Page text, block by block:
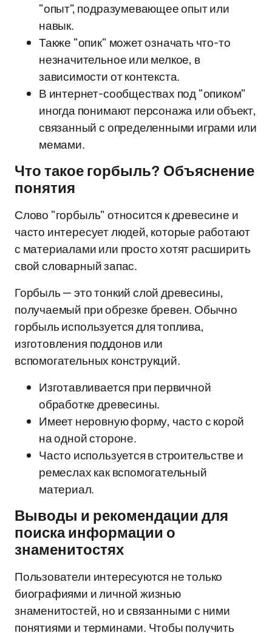
"опыт", подразумевающее опыт или
навык.
Также "опик" может означать что-то
незначительное или мелкое, в
зависимости от контекста.
В интернет-сообществах под "опиком"
иногда понимают персонажа или объект,
связанный с определенными играми или
мемами.
Что такое горбыль? Объяснение
понятия
Слово "горбыль" относится к древесине и
часто интересует людей, которые работают
с материалами или просто хотят расширить
свой словарный запас.
Горбыль — это тонкий слой древесины,
получаемый при обрезке бревен. Обычно
горбыль используется для топлива,
изготовления поддонов или
вспомогательных конструкций.
Изготавливается при первичной
обработке древесины.
Имеет неровную форму, часто с корой
на одной стороне.
Часто используется в строительстве и
ремеслах как вспомогательный
материал.
Выводы и рекомендации для
поиска информации о
знаменитостях
Пользователи интересуются не только
биографиями и личной жизнью
знаменитостей, но и связанными с ними
понятиями и терминами. Чтобы получить